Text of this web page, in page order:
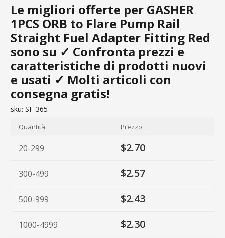
Le migliori offerte per GASHER
1PCS ORB to Flare Pump Rail
Straight Fuel Adapter Fitting Red
sono su ✓ Confronta prezzi e
caratteristiche di prodotti nuovi
e usati ✓ Molti articoli con
consegna gratis!
sku: SF-365
Quantità Prezzo
20-299 $2.70
300-499 $2.57
500-999 $2.43
1000-4999 $2.30